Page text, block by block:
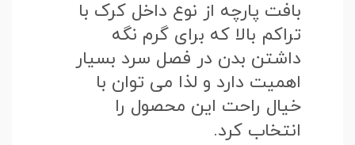
بافت پارچه از نوع داخل کرک با
تراکم بالا که برای گرم نگه
داشتن بدن در فصل سرد بسیار
اهمیت دارد و لذا می توان با
خیال راحت این محصول را
انتخاب کرد.